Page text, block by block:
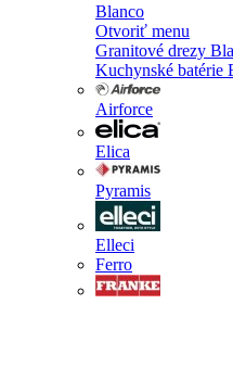
Blanco
Otvoriť menu
Granitové drezy
Kuchynské batérie
Airforce
Elica
Pyramis
Elleci
Ferro